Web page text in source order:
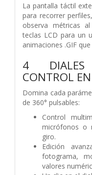
La pantalla táctil
para recorrer
observa métricas
teclas LCD para un
animaciones .GIF
4 DIALES
CONTROL
Domina cada
de 360° pulsables:
Control
micrófonos o
giro.
Edición
fotograma,
valores